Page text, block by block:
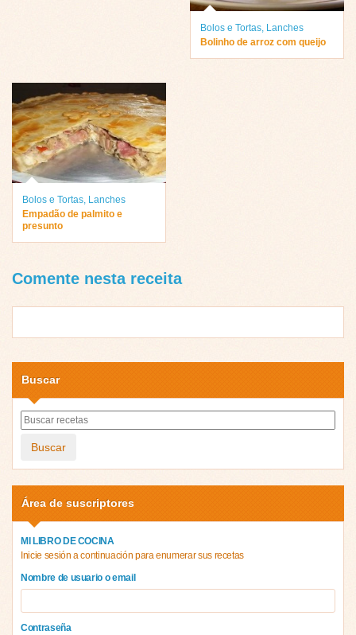
Bolos e Tortas, Lanches
Bolinho de arroz com queijo
Bolos e Tortas, Lanches
Empadão de palmito e
presunto
Comente nesta receita
Buscar
Buscar
Área de suscriptores
MI LIBRO DE COCINA
Inicie sesión a continuación para enumerar sus recetas
Nombre de usuario o email
Contraseña